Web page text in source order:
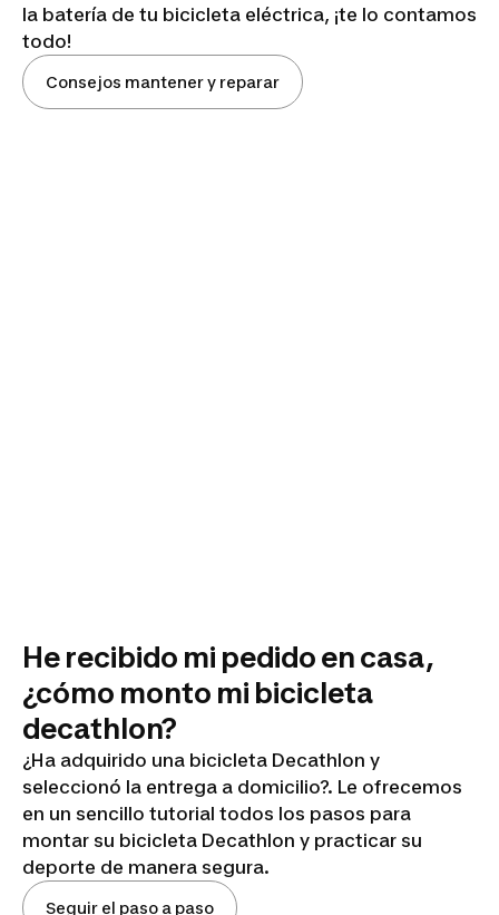
la batería de tu bicicleta eléctrica, ¡te lo contamos
todo!
Consejos mantener y reparar
He recibido mi pedido en casa,
¿cómo monto mi bicicleta
decathlon?
¿Ha adquirido una bicicleta Decathlon y
seleccionó la entrega a domicilio?. Le ofrecemos
en un sencillo tutorial todos los pasos para
montar su bicicleta Decathlon y practicar su
deporte de manera segura.
Seguir el paso a paso